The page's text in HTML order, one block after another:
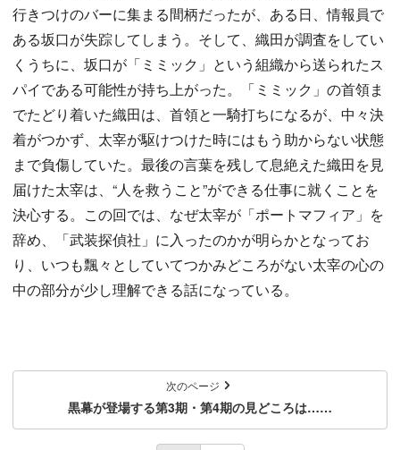
行きつけのバーに集まる間柄だったが、ある日、情報員で
ある坂口が失踪してしまう。そして、織田が調査をしてい
くうちに、坂口が「ミミック」という組織から送られたス
パイである可能性が持ち上がった。「ミミック」の首領ま
でたどり着いた織田は、首領と一騎打ちになるが、中々決
着がつかず、太宰が駆けつけた時にはもう助からない状態
まで負傷していた。最後の言葉を残して息絶えた織田を見
届けた太宰は、“人を救うこと”ができる仕事に就くことを
決心する。この回では、なぜ太宰が「ポートマフィア」を
辞め、「武装探偵社」に入ったのかが明らかとなってお
り、いつも飄々としていてつかみどころがない太宰の心の
中の部分が少し理解できる話になっている。
次のページ
黒幕が登場する第3期・第4期の見どころは……